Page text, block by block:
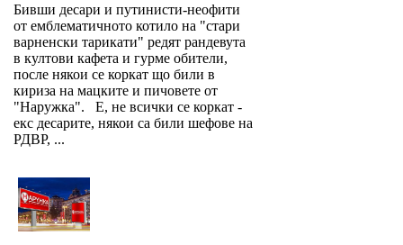
Бивши десари и путинисти-неофити
от емблематичното котило на "стари
варненски тарикати" редят рандевута
в култови кафета и гурме обители,
после някои се коркат що били в
кириза на мацките и пичовете от
"Наружка". Е, не всички се коркат -
екс десарите, някои са били шефове на
РДВР, ...